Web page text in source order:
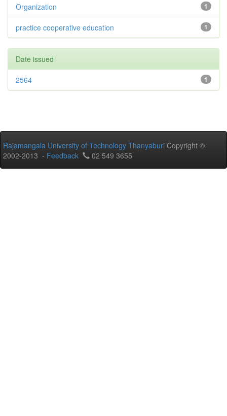
1
Organization
1
practice cooperative education
Date issued
1
2564
Rajamangala University of Technology Thanyaburi Copyright ©
2002-2013 - Feedback 02 549 3655